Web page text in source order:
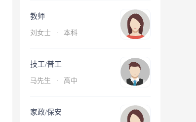
教师
刘女士 · 本科
技工/普工
马先生 · 高中
家政/保安